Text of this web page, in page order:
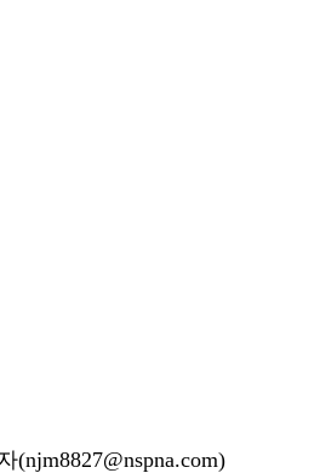
(njm8827@nspna.com)